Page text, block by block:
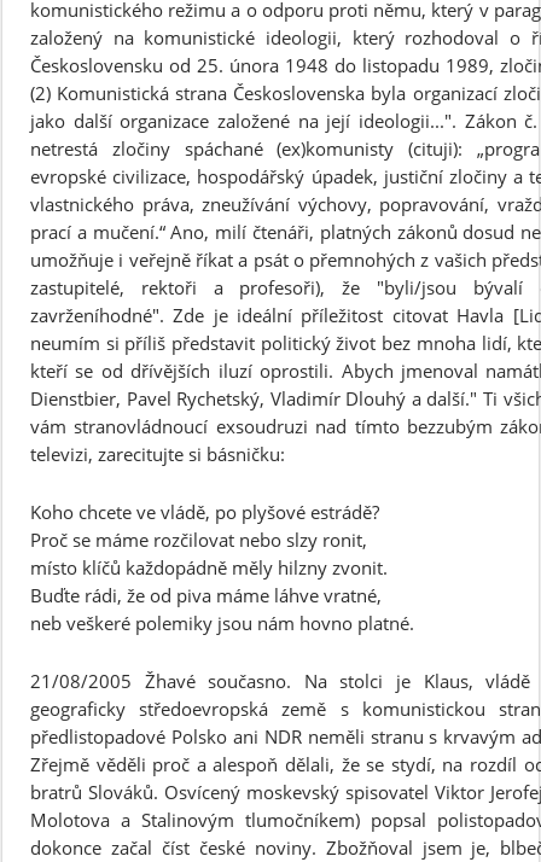
komunistického režimu a o odporu proti němu, který v
založený na komunistické ideologii, který rozhodoval o
Československu od 25. února 1948 do listopadu 1989,
(2) Komunistická strana Československa byla organizací
jako další organizace založené na její ideologii...". Zákon
netrestá zločiny spáchané (ex)komunisty (cituji):
evropské civilizace, hospodářský úpadek, justiční zločiny a
vlastnického práva, zneužívání výchovy, popravování,
prací a mučení.“ Ano, milí čtenáři, platných zákonů dosud
umožňuje i veřejně říkat a psát o přemnohých z vašich
zastupitelé, rektoři a profesoři), že "byli/jsou bývalí
zavrženíhodné". Zde je ideální příležitost citovat Havla
neumím si příliš představit politický život bez mnoha lidí,
kteří se od dřívějších iluzí oprostili. Abych jmenoval
Dienstbier, Pavel Rychetský, Vladimír Dlouhý a další." Ti
vám stranovládnoucí exsoudruzi nad tímto bezzubým
televizi, zarecitujte si básničku:
Koho chcete ve vládě, po plyšové estrádě?
Proč se máme rozčilovat nebo slzy ronit,
místo klíčů každopádně měly hilzny zvonit.
Buďte rádi, že od piva máme láhve vratné,
neb veškeré polemiky jsou nám hovno platné.
21/08/2005 Žhavé současno. Na stolci je Klaus,
geograficky středoevropská země s komunistickou
předlistopadové Polsko ani NDR neměli stranu s krvavým
Zřejmě věděli proč a alespoň dělali, že se stydí, na rozdíl
bratrů Slováků. Osvícený moskevský spisovatel Viktor
Molotova a Stalinovým tlumočníkem) popsal
dokonce začal číst české noviny. Zbožňoval jsem je,